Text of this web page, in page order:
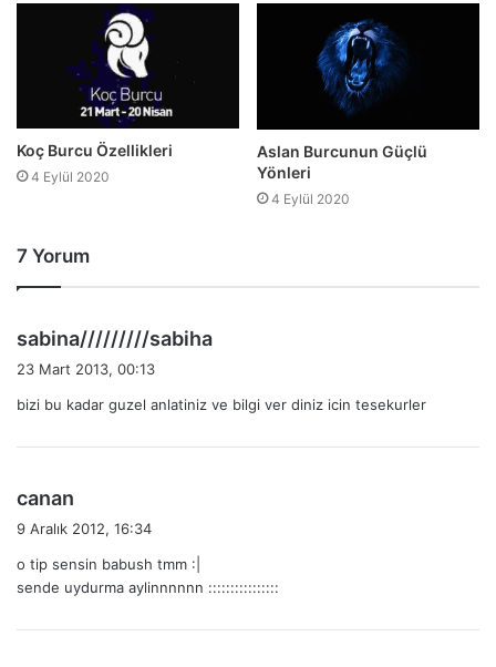
Koç Burcu Özellikleri
4 Eylül 2020
Aslan Burcunun Güçlü
Yönleri
4 Eylül 2020
7 Yorum
sabina/////////sabiha
i
23 Mart 2013, 00:13
bizi bu kadar guzel anlatiniz ve bilgi ver diniz icin tesekurler
canan
i
k
9 Aralık 2012, 16:34
o tip sensin babush tmm :|
sende uydurma aylinnnnnn ::::::::::::::::